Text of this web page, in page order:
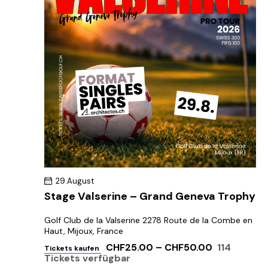
u
n
g
e
n
S
u
c
h
e
u
d
A
s
n
g
A
n
s
i
c
h
t
e
n
N
a
v
Stage Valserine – Grand Geneva Trophy
29.August
Golf Club de la Valserine 2278 Route de la Combe en
Haut, Mijoux, France
Tickets kaufen CHF25.00 – CHF50.00 114
Tickets verfügbar